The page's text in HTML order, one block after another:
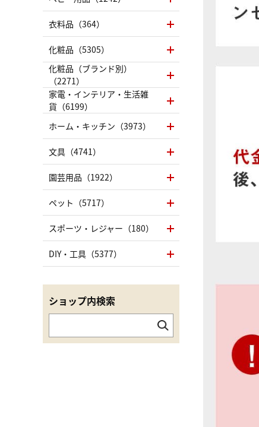
衣料品（364）
化粧品（5305）
化粧品（ブランド別）
（2271）
家電・インテリア・生活雑
貨（6199）
ホーム・キッチン（3973）
文具（4741）
園芸用品（1922）
ペット（5717）
スポーツ・レジャー（180）
DIY・工具（5377）
ショップ内検索